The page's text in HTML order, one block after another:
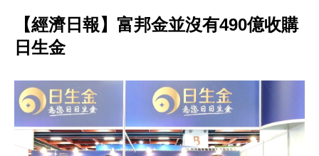
【經濟日報】富邦金並沒有490億收購
日生金